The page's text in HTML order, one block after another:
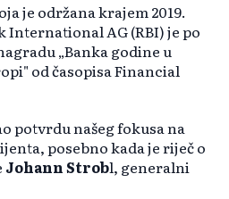
je održana krajem 2019.
International AG (RBI) je po
„Banka godine u
od časopisa Financial
potvrdu našeg fokusa na
posebno kada je riječ o
Johann Strobl, generalni